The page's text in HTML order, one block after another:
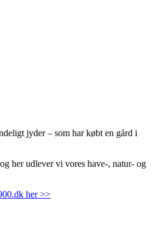
jyder – som har købt en gård i
her udlever vi vores have-, natur- og
her >>